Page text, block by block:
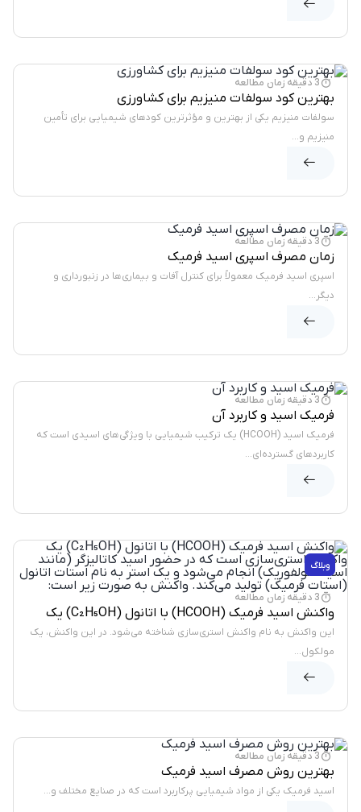
3 دقیقه زمان مطالعه
بهترین کود سولفات منیزیم برای کشاورزی
سولفات منیزیم یکی از بهترین و مؤثرترین کودهای شیمیایی برای تأمین
منیزیم و...
3 دقیقه زمان مطالعه
زمان مصرف اسپری اسید فرمیک
اسپری اسید فرمیک معمولاً برای کنترل آفات و بیماری‌ها در زنبورداری و
دیگر...
3 دقیقه زمان مطالعه
فرمیک اسید و کاربرد آن
فرمیک اسید (HCOOH) یک ترکیب شیمیایی با ویژگی‌های اسیدی است که
کاربردهای گسترده‌ای...
وبلاگ
3 دقیقه زمان مطالعه
واکنش اسید فرمیک (HCOOH) با اتانول (C₂H₅OH) یک
واکنش استری‌سازی است که در حضور اسید کاتالیزگر
(مانند اسید سولفوریک) انجام می‌شود و یک استر به نام
استات اتانول (استات فرمیک) تولید می‌کند. واکنش به
این واکنش به نام واکنش استری‌سازی شناخته می‌شود. در این واکنش، یک
مولکول...
3 دقیقه زمان مطالعه
بهترین روش مصرف اسید فرمیک
اسید فرمیک یکی از مواد شیمیایی پرکاربرد است که در صنایع مختلف و...